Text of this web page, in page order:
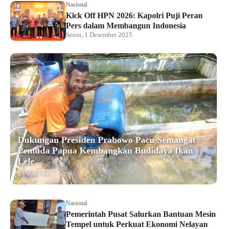
Nasional
Kick Off HPN 2026: Kapolri Puji Peran
Pers dalam Membangun Indonesia
Senin, 1 Desember 2025
Dukungan Presiden Prabowo Pacu Semangat
Pemuda Papua Kembangkan Budidaya Ikan
Lele
8 bulan lalu
Nasional
Pemerintah Pusat Salurkan Bantuan Mesin
Tempel untuk Perkuat Ekonomi Nelayan